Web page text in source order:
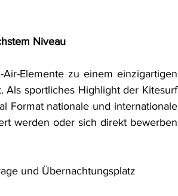
Niveau
Elemente zu einem einzigartigen
sportliches Highlight der Kitesurf
Format nationale und internationale
werden oder sich direkt bewerben
und Übernachtungsplatz